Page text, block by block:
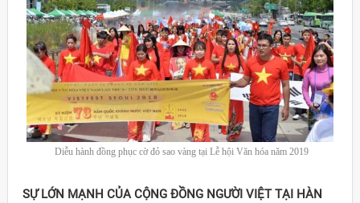
Diễu hành đồng phục cờ đỏ sao vàng tại Lễ hội Văn hóa năm 2019
SỰ LỚN MẠNH CỦA CỘNG ĐỒNG NGƯỜI VIỆT TẠI HÀN